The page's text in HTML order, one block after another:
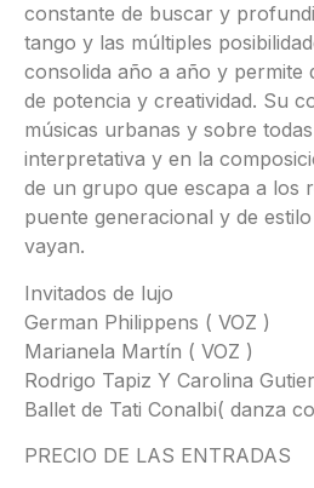
constante de buscar y
tango y las múltiples
consolida año a año y permite
de potencia y creatividad. Su
músicas urbanas y sobre
interpretativa y en la
de un grupo que escapa a los
puente generacional y de
vayan.
Invitados de lujo
German Philippens ( VOZ )
Marianela Martín ( VOZ )
Rodrigo Tapiz Y Carolina
Ballet de Tati Conalbi( danza
PRECIO DE LAS ENTRADAS